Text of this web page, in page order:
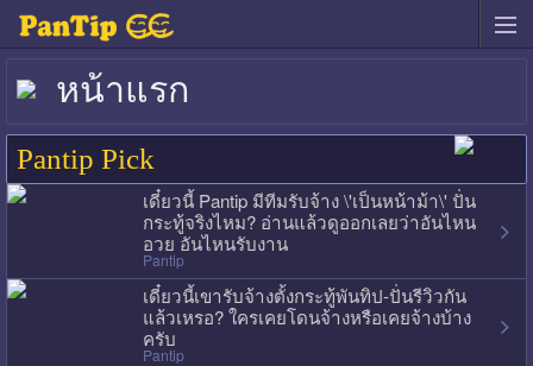
หน้าแรก
Pantip Pick
เดี๋ยวนี้ Pantip มีทีมรับจ้าง \'เป็นหน้าม้า\' ปั่น
กระทู้จริงไหม? อ่านแล้วดูออกเลยว่าอันไหน
อวย อันไหนรับงาน
Pantip
เดี๋ยวนี้เขารับจ้างตั้งกระทู้พันทิป-ปั่นรีวิวกัน
แล้วเหรอ? ใครเคยโดนจ้างหรือเคยจ้างบ้าง
ครับ
Pantip